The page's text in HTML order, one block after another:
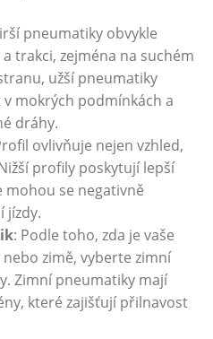
pneumatiky obvykle
trakci, zejména na suchém
užší ⁤pneumatiky
⁣mokrých podmínkách a
dráhy.
ovlivňuje nejen vzhled,⁣
profily⁢ poskytují ⁢lepší
mohou se negativně
jízdy.
: Podle toho, zda​ je ​vaše
zimě, vyberte zimní‌
Zimní pneumatiky mají
které zajišťují⁢ přilnavost